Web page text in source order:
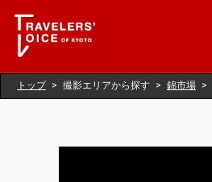
トップ 撮影エリアから探す 錦市場